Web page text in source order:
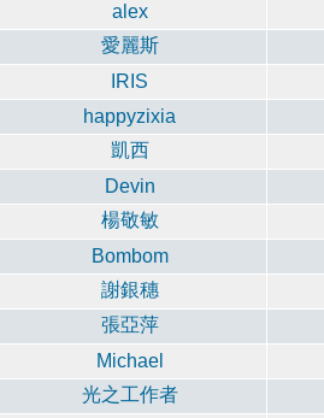
alex
愛麗斯
IRIS
happyzixia
凱西
Devin
楊敬敏
Bombom
謝銀穗
張亞萍
Michael
光之工作者